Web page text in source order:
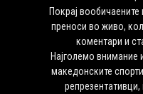
Покрај вообичаените
преноси во живо,
коментари и
Најголемо внимание
македонските